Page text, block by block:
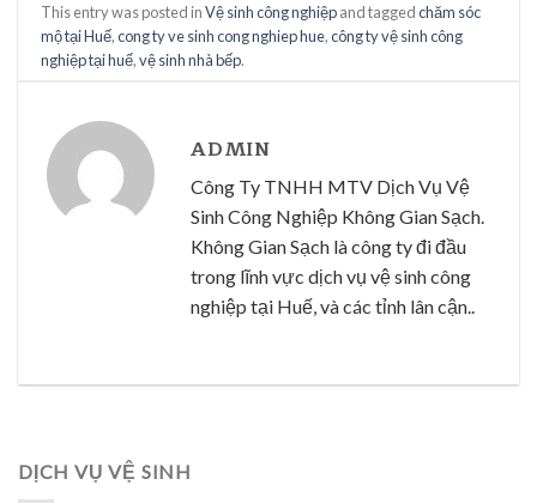
This entry was posted inVệ sinh công nghiệpand taggedchăm sóc
mộ tại Huế,cong ty ve sinh cong nghiep hue,công ty vệ sinh công
nghiệp tại huế,vệ sinh nhà bếp.
ADMIN
Công Ty TNHH MTV Dịch Vụ Vệ
Sinh Công Nghiệp Không Gian Sạch.
Không Gian Sạch là công ty đi đầu
trong lĩnh vực dịch vụ vệ sinh công
nghiệp tại Huế, và các tỉnh lân cận..
DỊCH VỤ VỆ SINH